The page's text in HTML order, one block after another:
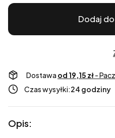
Dodaj
Dostawa od 19,15 zł-
Czas wysyłki:24 godziny
Opis: